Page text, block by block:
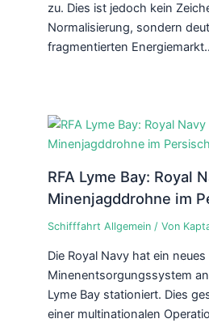
zu. Dies ist jedoch kein
Normalisierung, sondern
fragmentierten
RFA Lyme Bay: Royal
Minenjagddrohne im
Schifffahrt Allgemein/ Von
Die Royal Navy hat ein
Minenentsorgungssystem
Lyme Bay stationiert. Dies
einer multinationalen